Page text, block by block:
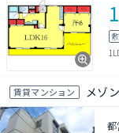
敷
賃貸マンション メゾ